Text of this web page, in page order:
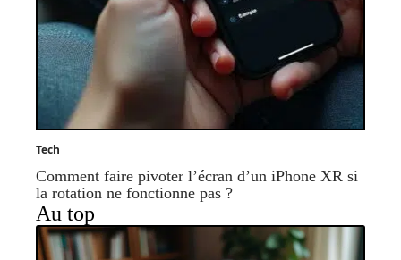
Tech
Comment faire pivoter l’écran d’un iPhone XR si
la rotation ne fonctionne pas ?
Au top